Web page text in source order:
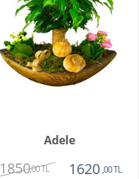
Adele
1850,00 TL 1620 ,00 TL